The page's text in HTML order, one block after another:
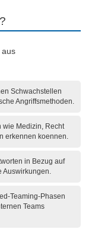
aus
Schwachstellen
Angriffsmethoden.
wie Medizin, Recht
erkennen koennen.
in Bezug auf
Auswirkungen.
Teaming-Phasen
Teams